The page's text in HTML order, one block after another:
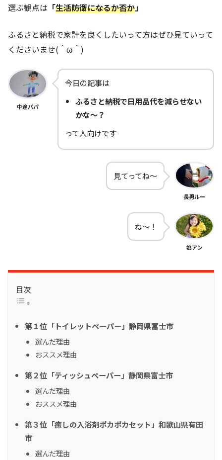
選ぶ観点は 「生活防衛になるか否か」
ふるさと納税で家計を良くしたいって方はぜひ見ていって
くださいませ(＾ω＾)
中途パパ
今日の記事は
ふるさと納税で日用品代を減らせない
かな～？
って人向けです
見てってね～
長男ルー
ね～！
娘アン
目次
第１位「トイレットペーパー」静岡県富士市
選んだ理由
おススメ理由
第２位「ティッシュペーパー」静岡県富士市
選んだ理由
おススメ理由
第３位「癒しの入浴剤ポカポカセット」和歌山県有田
市
選んだ理由